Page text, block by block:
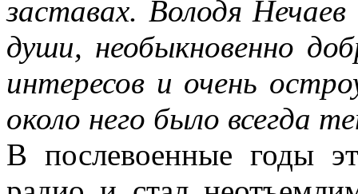
заставах. Володя
души, необыкновенно
интересов и очень
около него было всегда
В послевоенные годы